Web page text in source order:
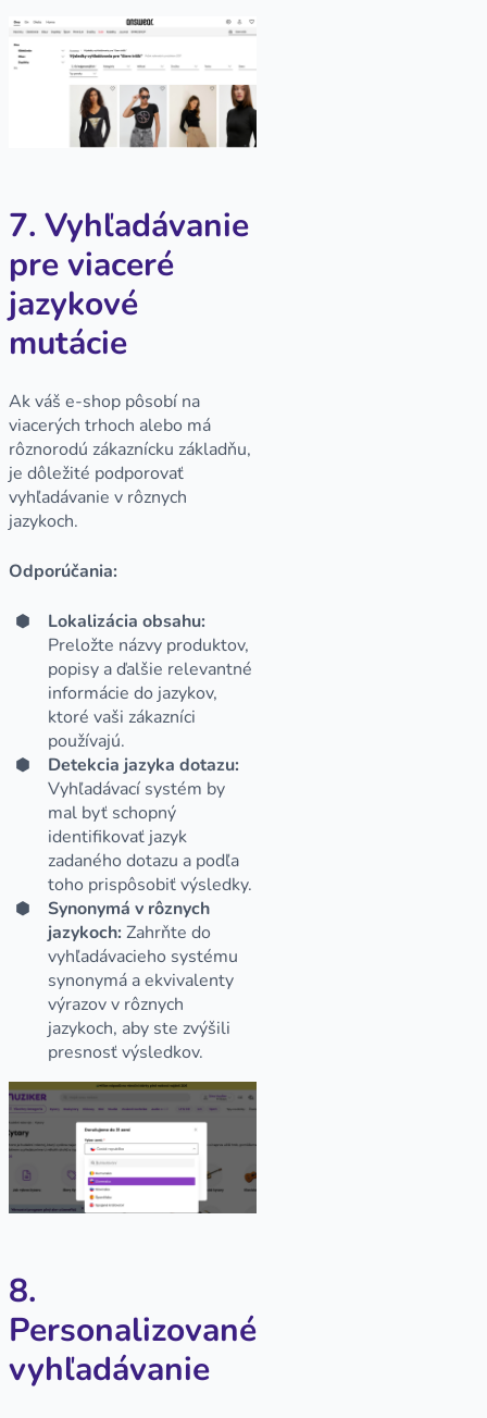
7. Vyhľadávanie
pre viaceré
jazykové
mutácie
Ak váš e-shop pôsobí na
viacerých trhoch alebo má
rôznorodú zákaznícku základňu,
je dôležité podporovať
vyhľadávanie v rôznych
jazykoch.
Odporúčania:
Lokalizácia obsahu:
Preložte názvy produktov,
popisy a ďalšie relevantné
informácie do jazykov,
ktoré vaši zákazníci
používajú.
Detekcia jazyka dotazu:
Vyhľadávací systém by
mal byť schopný
identifikovať jazyk
zadaného dotazu a podľa
toho prispôsobiť výsledky.
Synonymá v rôznych
jazykoch: Zahrňte do
vyhľadávacieho systému
synonymá a ekvivalenty
výrazov v rôznych
jazykoch, aby ste zvýšili
presnosť výsledkov.
8.
Personalizované
vyhľadávanie